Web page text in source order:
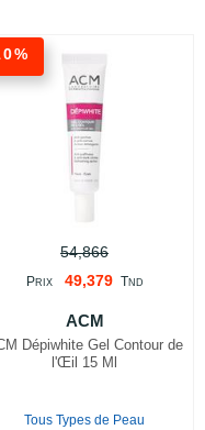
54,866
PRIX 49,379 TND
ACM
Dépiwhite Gel Contour de
l'Œil 15 Ml
Tous Types de Peau